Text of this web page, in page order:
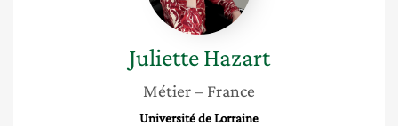
Juliette Hazart
Métier– France
Université de Lorraine